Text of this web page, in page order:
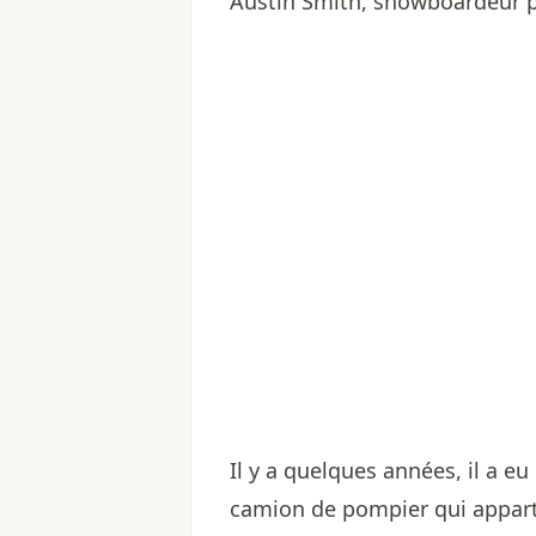
Il y a quelques années, il a
camion de pompier qui